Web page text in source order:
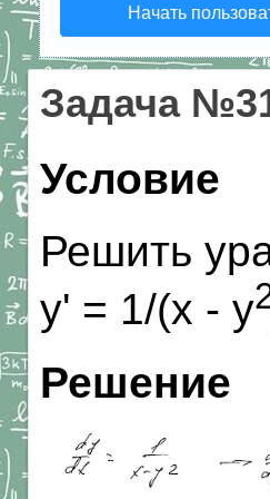
Начать
Задача
Условие
Решить
y' = 1/(x - y
Решение